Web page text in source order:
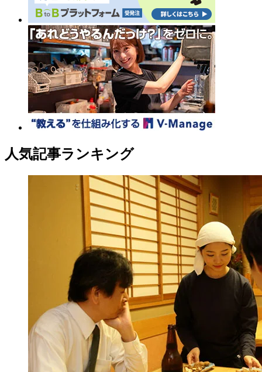
人気記事ランキング